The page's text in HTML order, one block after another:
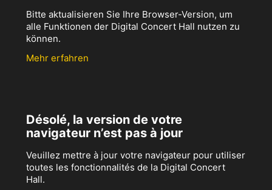
Bitte aktualisieren Sie Ihre Browser-Version, um
alle Funktionen der Digital Concert Hall nutzen zu
können.
Mehr erfahren
Désolé, la version de votre
navigateur n’est pas à jour
Veuillez mettre à jour votre navigateur pour utiliser
toutes les fonctionnalités de la Digital Concert
Hall.